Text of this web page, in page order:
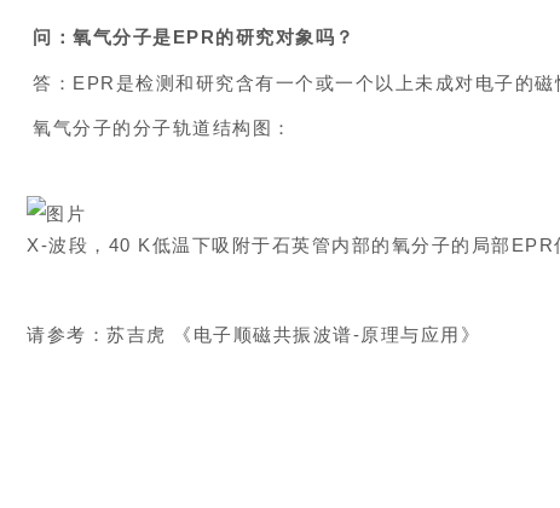
问：氧气分子是EPR的研究对象吗？
答：EPR是检测和研究含有一个或一个以上未成对电子的
氧气分子的分子轨道结构图：
X-波段，40 K低温下吸附于石英管内部的氧分子的局部EPR
请参考：苏吉虎 《电子顺磁共振波谱-原理与应用》